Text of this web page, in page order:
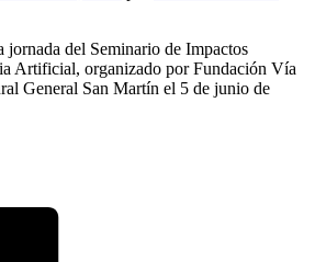
jornada del Seminario de Impactos
Artificial, organizado por Fundación Vía
General San Martín el 5 de junio de